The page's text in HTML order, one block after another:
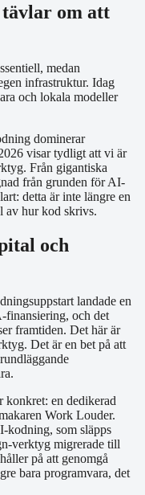
om att
medan
infrastruktur. Idag
och lokala modeller
dominerar
visar tydligt att vi är
Från gigantiska
från grunden för AI-
detta är inte längre en
av hur kod skrivs.
och
landade en
finansiering, och det
framtiden. Det här är
Det är en bet på att
konkret: en dedikerad
Work Louder.
kodning, som släpps
verktyg migrerade till
på att genomgå
bara programvara, det